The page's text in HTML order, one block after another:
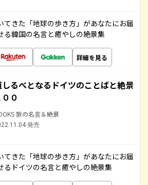
てきた「地球の歩き方」があなたにお届
る韓国の名言と癒やしの絶景集
詳細を見る
しるべとなるドイツのことばと絶景
００
旅の名言＆絶景
発売
てきた「地球の歩き方」があなたにお届
るドイツの名言と癒やしの絶景集